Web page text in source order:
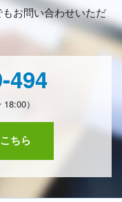
お問い合わせいただ
494
）
ちら